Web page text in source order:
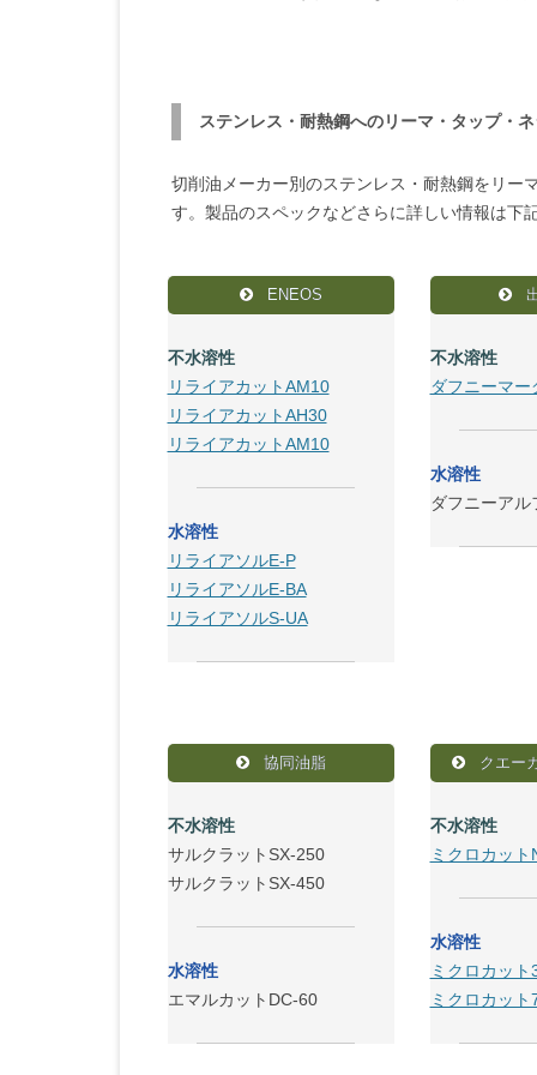
ステンレス・耐熱鋼へのリーマ・タップ・
切削油メーカー別のステンレス・耐熱鋼をリー
す。製品のスペックなどさらに詳しい情報は下
ENEOS
不水溶性
リライアカットAM10
リライアカットAH30
リライアカットAM10
水溶性
リライアソルE-P
リライアソルE-BA
リライアソルS-UA
不水溶性
ダフニーマ
水溶性
ダフニーア
協同油脂
不水溶性
サルクラットSX-250
サルクラットSX-450
水溶性
エマルカットDC-60
クエー
不水溶性
ミクロカット
水溶性
ミクロカット
ミクロカット